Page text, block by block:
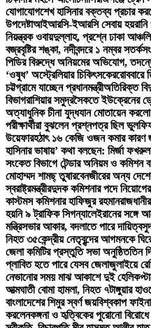
যোগাযোগশেখ হাসিনার বক্তব্য প্রচার
উপদেষ্টাআইআরসি-ইআরসি সেবায়
নিয়ন্ত্রক ওবায়দুল্লাহ, প্রশ্নে ঢাকা
বজ্রবৃষ্টির শঙ্কা, নদীবন্দরে ১ নম্বর
পিডির বিরুদ্ধে অনিয়মের অভিযোগ,
‘ওষুধ’ অস্ট্রেলিয়ার চিকিৎসকেররোববারে
চট্টগ্রামে যাচ্ছেন প্রধানমন্ত্রীঅতিরিক্ত
বিভাগরাশিয়ার সমুদ্রসৈকতে ইউক্রেনের
অত্যাধুনিক চীনা যুদ্ধযান মোতায়েন
পরীক্ষার্থীরা বুঝলেন প্রশ্নপত্র ছিল ভুল
উয়েফারহঠাৎ ১৬ কেজি ওজন কমার কারণ
হাসিনার ভাষায়’ কথা বলছেন: মির্জা ফখরুল
সংকেত বিভাগে টেন্ডার অনিয়ম ও কমিশন
মোহাম্মদ শামছ্ তুষারবেনজীরের অন্য
স্বরাষ্ট্রমন্ত্রীরদুদক কমিশনার পদে
কাস্টমস কমিশনার হাফিজুর রহমান
হয়নি ৯ ট্রাফিক সিগন্যালেইরানের সঙ্গে
মন্ত্রিসভার আকার, বদলাতে পারে দায়িত্ব
নিহত ৩৫কেন্দ্রীয় নেতৃবৃন্দের আগমনকে
জেলা কমিটির প্রস্তুতি সভা অনুষ্ঠিততিন
প্লাবিত হতে পারে যেসব জেলাজুলাইয়ে
নেভানোর সময় মাঝ আকাশে দুই
আত্মঘাতী বোমা হামলা, নিহত ৭টাঙ্গুয়ার
বাংলাদেশের শিমুর স্বর্ণ জয়বিশ্বকাপ
করলেনকঙ্গনা ও হৃত্বিকের পুরোনো